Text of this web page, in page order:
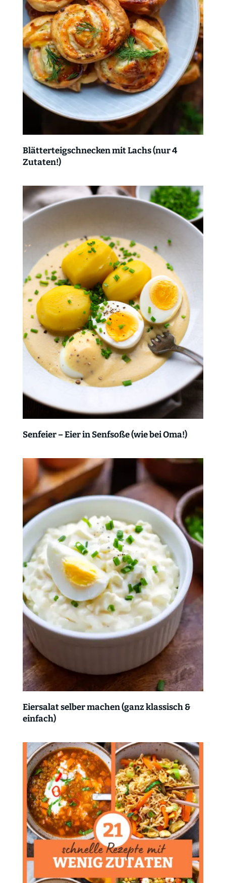
Blätterteigschnecken mit Lachs (nur 4
Zutaten!)
Senfeier – Eier in Senfsoße (wie bei Oma!)
Eiersalat selber machen (ganz klassisch &
einfach)